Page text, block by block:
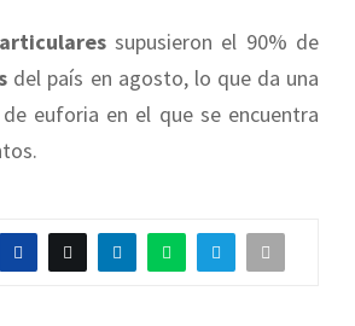
supusieron el 90% de
del país en agosto, lo que da una
euforia en el que se encuentra